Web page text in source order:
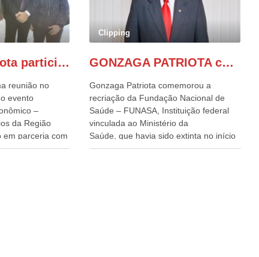
Gonzaga Patriota participa de evento em prol do desenvolvimento do Nordeste
reunião no
evento
–
da Região
em parceria com
Na pauta do
Clipping
GONZAGA PATRIOTA comemora o retorno da FUNASA
Gonzaga Patriota comemorou a
recriação da Fundação Nacional de
Saúde – FUNASA, Instituição federal
vinculada ao Ministério da
Saúde, que havia sido extinta no início
do terceiro governo do